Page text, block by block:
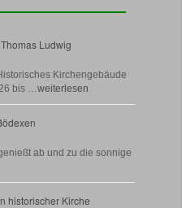
Ludwig
Kirchengebäude
bis …weiterlesen
ab und zu die sonnige
historischer Kirche